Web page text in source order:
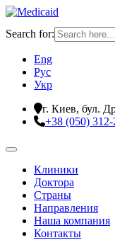
Search for:
Eng
Рус
Укр
г. Киев, бул.
+38 (050)
Клиники
Доктора
Страны
Направления
Наша компания
Контакты